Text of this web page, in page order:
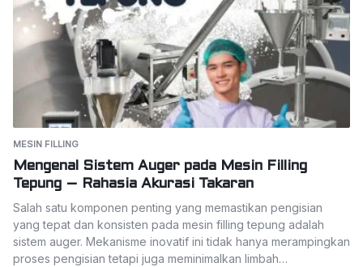
MESIN FILLING
Mengenal Sistem Auger pada Mesin Filling
Tepung – Rahasia Akurasi Takaran
Salah satu komponen penting yang memastikan pengisian
yang tepat dan konsisten pada mesin filling tepung adalah
sistem auger. Mekanisme inovatif ini tidak hanya merampingkan
proses pengisian tetapi juga meminimalkan limbah…